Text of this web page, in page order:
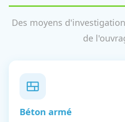
Des moyens
de
Béton armé